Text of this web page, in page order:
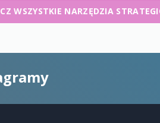
WSZYSTKIE NARZĘDZIA